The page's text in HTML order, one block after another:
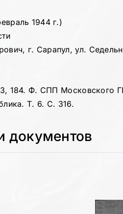
1944 г.)
г. Сарапул, ул.
184. Ф. СПП Московского
Т. 6. С. 316.
документов